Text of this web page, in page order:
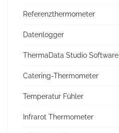
Referenzthermometer
Datenlogger
ThermaData Studio Software
Catering-Thermometer
Temperatur Fühler
Infrarot Thermometer